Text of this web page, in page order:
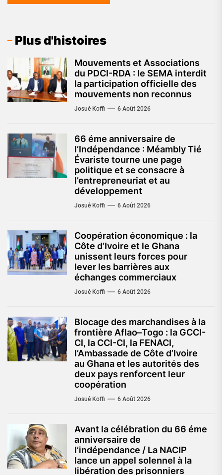
Plus d'histoires
Mouvements et Associations
du PDCI-RDA : le SEMA interdit
la participation officielle des
mouvements non reconnus
Josué Koffi 6 Août 2026
66 éme anniversaire de
l’Indépendance : Méambly Tié
Évariste tourne une page
politique et se consacre à
l’entrepreneuriat et au
développement
Josué Koffi 6 Août 2026
Coopération économique : la
Côte d’Ivoire et le Ghana
unissent leurs forces pour
lever les barrières aux
échanges commerciaux
Josué Koffi 6 Août 2026
Blocage des marchandises à la
frontière Aflao–Togo : la GCCI-
CI, la CCI-CI, la FENACI,
l’Ambassade de Côte d’Ivoire
au Ghana et les autorités des
deux pays renforcent leur
coopération
Josué Koffi 6 Août 2026
Avant la célébration du 66 éme
anniversaire de
l’indépendance / La NACIP
lance un appel solennel à la
libération des prisonniers